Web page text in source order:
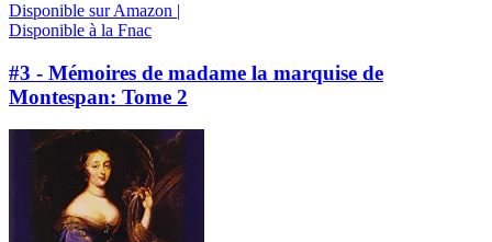
Disponible sur Amazon |
Disponible à la Fnac
#3 - Mémoires de madame la marquise de
Montespan: Tome 2